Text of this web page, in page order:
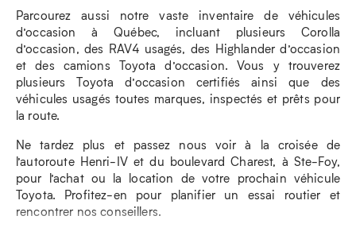
Parcourez aussi notre vaste inventaire de véhicules
d’occasion à Québec, incluant plusieurs Corolla
d’occasion, des RAV4 usagés, des Highlander d’occasion
et des camions Toyota d’occasion. Vous y trouverez
plusieurs Toyota d’occasion certifiés ainsi que des
véhicules usagés toutes marques, inspectés et prêts pour
la route.
Ne tardez plus et passez nous voir à la croisée de
l’autoroute Henri-IV et du boulevard Charest, à Ste-Foy,
pour l’achat ou la location de votre prochain véhicule
Toyota. Profitez-en pour planifier un essai routier et
rencontrer nos conseillers.